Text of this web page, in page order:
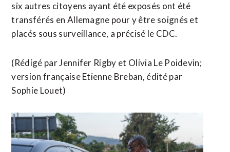
six autres citoyens ayant été exposés ont été
transférés en Allemagne pour y être soignés et ​
placés sous surveillance, a précisé le CDC.
(Rédigé par Jennifer Rigby et Olivia Le Poidevin;
​version française Etienne Breban, édité par
Sophie Louet)